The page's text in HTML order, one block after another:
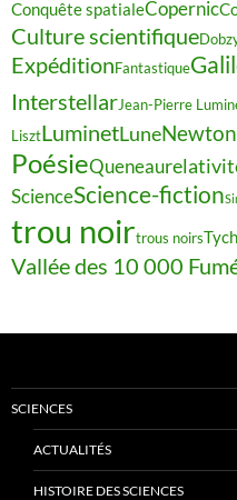
Conquête spatialeCopernic
Culture scientifique
ExpéditionFantastique
InterstellarJean-Pierre
LisztLuminetLuneNewton
PoésieQueneau
ScienceScience-fiction
trou noirtrous noirs
Vallée des 10 000
SCIENCES
ACTUALITÉS
HISTOIRE DES SCIENCES